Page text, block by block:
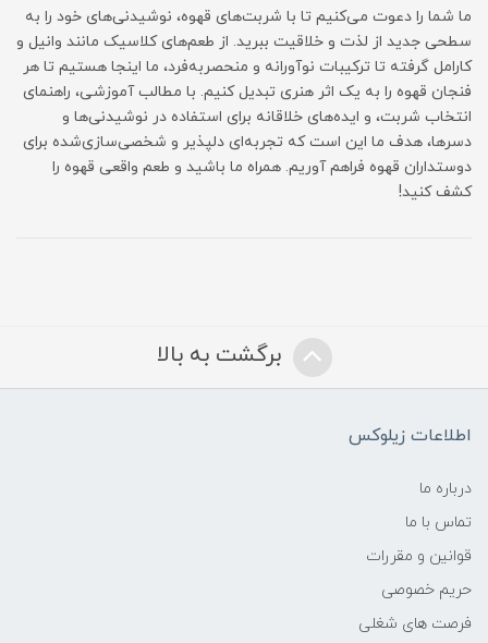
ما شما را دعوت می‌کنیم تا با شربت‌های قهوه، نوشیدنی‌های خود را به
سطحی جدید از لذت و خلاقیت ببرید. از طعم‌های کلاسیک مانند وانیل و
کارامل گرفته تا ترکیبات نوآورانه و منحصربه‌فرد، ما اینجا هستیم تا هر
فنجان قهوه را به یک اثر هنری تبدیل کنیم. با مطالب آموزشی، راهنمای
انتخاب شربت، و ایده‌های خلاقانه برای استفاده در نوشیدنی‌ها و
دسرها، هدف ما این است که تجربه‌ای دلپذیر و شخصی‌سازی‌شده برای
دوستداران قهوه فراهم آوریم. همراه ما باشید و طعم واقعی قهوه را
کشف کنید!
برگشت به بالا
اطلاعات زیلوکس
درباره ما
تماس با ما
قوانین و مقررات
حریم خصوصی
فرصت های شغلی